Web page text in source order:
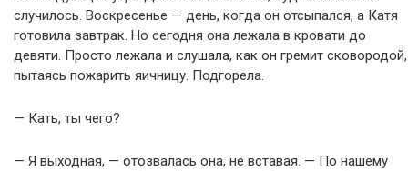
случилось. Воскресенье — день, когда он отсыпался, а Катя
готовила завтрак. Но сегодня она лежала в кровати до
девяти. Просто лежала и слушала, как он гремит сковородой,
пытаясь пожарить яичницу. Подгорела.
— Кать, ты чего?
— Я выходная, — отозвалась она, не вставая. — По нашему